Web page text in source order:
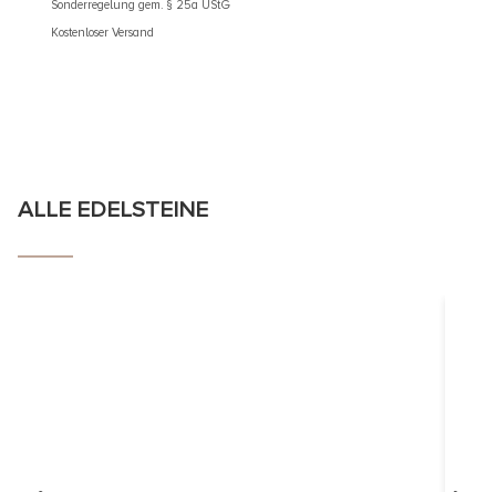
Sonderregelung gem. § 25a UStG
Kostenloser Versand
ALLE EDELSTEINE